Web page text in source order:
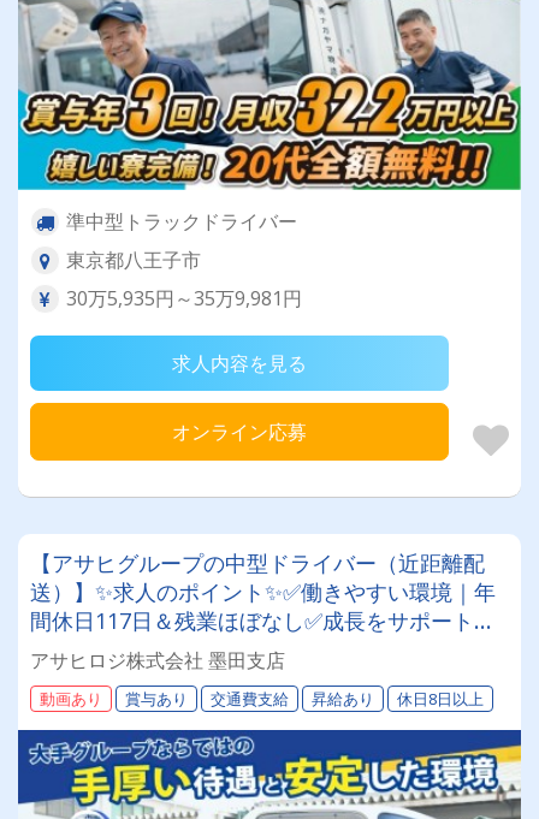
準中型トラックドライバー
東京都八王子市
30万5,935円～35万9,981円
求人内容を見る
オンライン応募
【アサヒグループの中型ドライバー（近距離配
送）】✨求人のポイント✨✅働きやすい環境｜年
間休日117日＆残業ほぼなし✅成長をサポート｜
人を大切にする温かい社風です✅充実の福利厚生
｜退職金や賞与、共済会など多数 ✅安定した業務
量｜グループ内外で幅広く事業展開✅長く続けら
れる｜体力に自信がなくても大丈夫
アサヒロジ株式会社 墨田支店
動画あり 賞与あり 交通費支給 昇給あり 休日8日以上